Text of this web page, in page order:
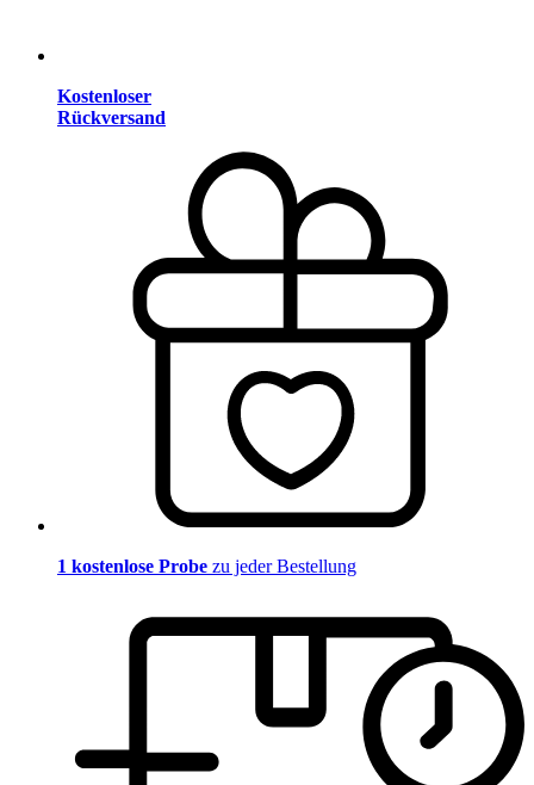
Kostenloser
Rückversand
1 kostenlose Probe zu jeder Bestellung